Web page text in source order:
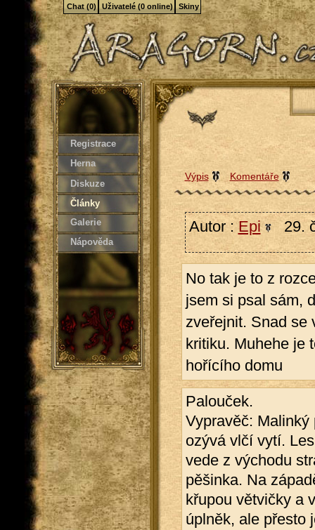
Registrace
Herna
Diskuze
Články
Galerie
Nápověda
Výpis Komentáře
Autor : Epi 29.
No tak je to z
jsem si psal sám,
zveřejnit. Snad se
kritiku. Muhehe je
hořícího domu
Palouček.
Vypravěč:
ozývá vlčí vytí.
vede z východu
pěšinka. Na
křupou větvičky a
úplněk, ale přesto
Chat (0) Uživatelé (0 online) Skiny